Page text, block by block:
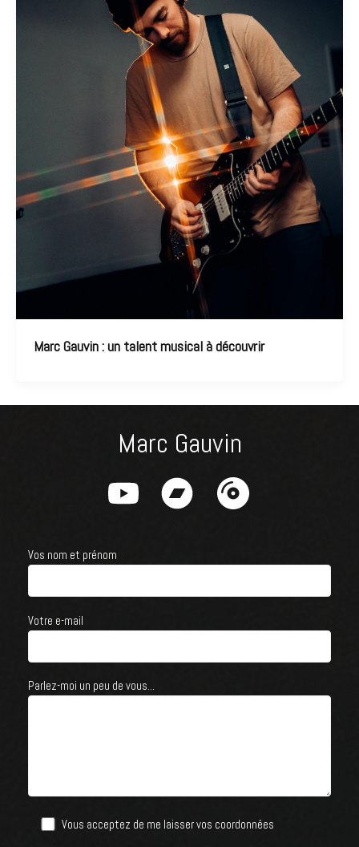
Marc Gauvin : un talent musical à découvrir
Marc Gauvin
Vos nom et prénom
Votre e-mail
Parlez-moi un peu de vous...
Vous acceptez de me laisser vos coordonnées